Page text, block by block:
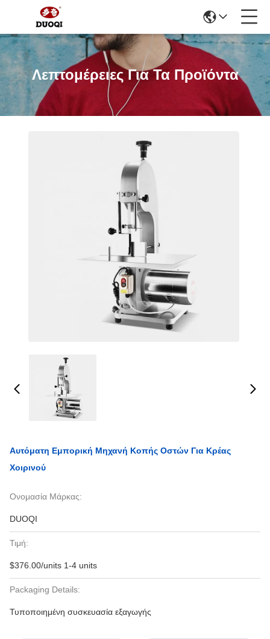
Λεπτομέρειες Για Τα Προϊόντα
Αυτόματη Εμπορική Μηχανή Κοπής Οστών Για Κρέας
Χοιρινού
Ονομασία Μάρκας:
DUOQI
Τιμή:
$376.00/units 1-4 units
Packaging Details:
Τυποποιημένη συσκευασία εξαγωγής